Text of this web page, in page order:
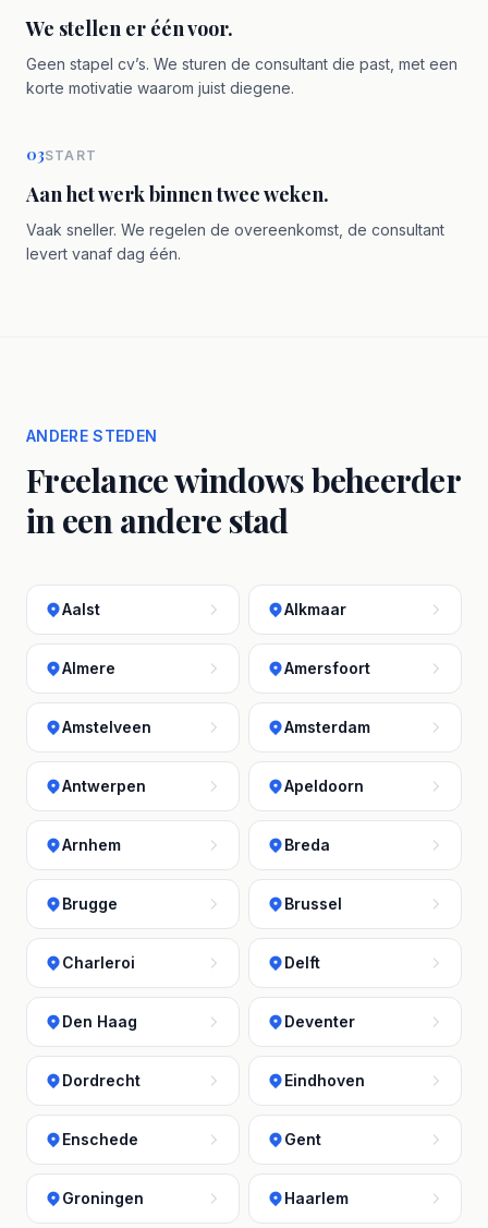
We stellen er één voor.
Geen stapel cv’s. We sturen de consultant die past, met een
korte motivatie waarom juist diegene.
03START
Aan het werk binnen twee weken.
Vaak sneller. We regelen de overeenkomst, de consultant
levert vanaf dag één.
ANDERE STEDEN
Freelance windows beheerder
in een andere stad
Aalst Alkmaar
Almere Amersfoort
Amstelveen Amsterdam
Antwerpen Apeldoorn
Arnhem Breda
Brugge Brussel
Charleroi Delft
Den Haag Deventer
Dordrecht Eindhoven
Enschede Gent
Groningen Haarlem